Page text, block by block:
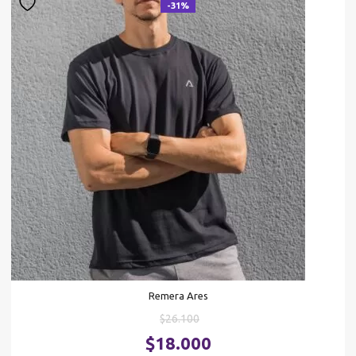
-31%
Remera Ares
$26.100El
precio
$18.000